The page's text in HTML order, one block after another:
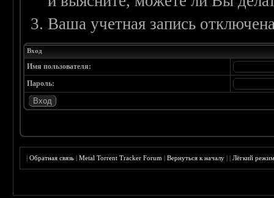
Ваша учетная запись
Вход
Имя пользователя:
Пароль:
|Обратная связь |Metal Torrent Tracker Forum |Вернуться к началу ||Лёгкий